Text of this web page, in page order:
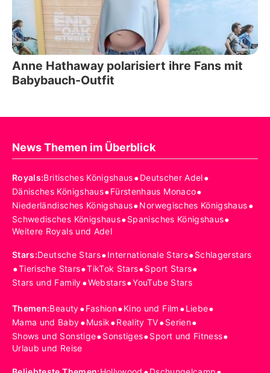
Anne Hathaway polarisiert ihre Fans mit
Babybauch-Outfit
News Themen im Überblick
Royals:Britisches Königshaus•Deutscher Adel•
Dänisches Königshaus•Fürstenhaus Monaco•
Niederländisches Königshaus•Norwegisches Königshaus•
Schwedisches Königshaus•Spanisches Königshaus•
Weitere Royals und Adel
Stars:Deutsche Stars•Internationale Stars•Schlagerstars
•Tierische Stars•TikTok Stars•Sport Stars•
Stars und Family•Webstars•YouTube Stars
Themen:Beauty•Fashion•Kino und Film •Liebe•
Mama und Baby•Musik•Reality TV•Serien•
Shows und Sonstige•Sonstiges•Sport und Fitness•
Urlaub und Reise